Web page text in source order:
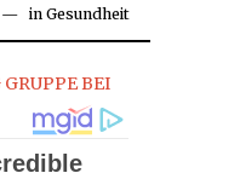
in Gesundheit
BEI